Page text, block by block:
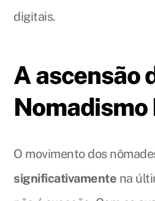
digitais.
A ascensão
O movimento dos
significativamente na